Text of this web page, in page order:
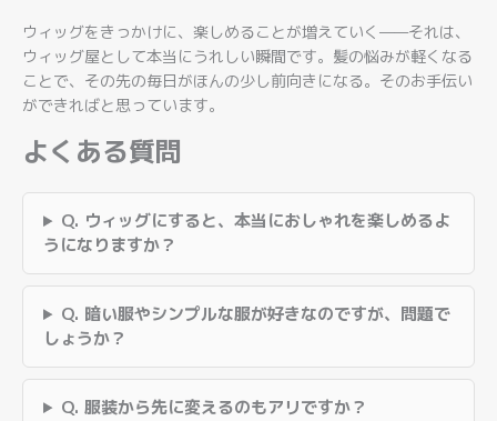
ウィッグをきっかけに、楽しめることが増えていく——それは、
ウィッグ屋として本当にうれしい瞬間です。髪の悩みが軽くなる
ことで、その先の毎日がほんの少し前向きになる。そのお手伝い
ができればと思っています。
よくある質問
Q. ウィッグにすると、本当におしゃれを楽しめるよ
うになりますか？
Q. 暗い服やシンプルな服が好きなのですが、問題で
しょうか？
Q. 服装から先に変えるのもアリですか？